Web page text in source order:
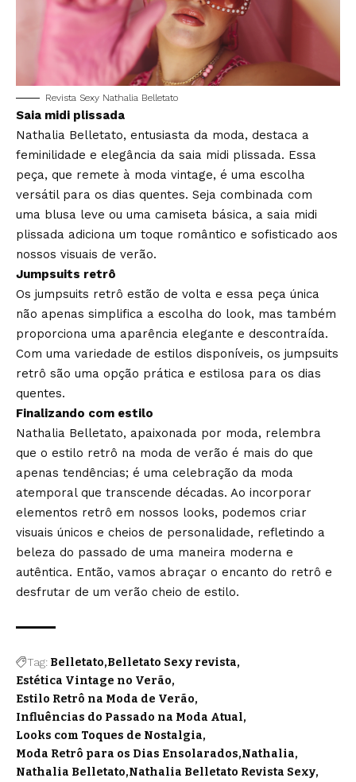
Revista Sexy Nathalia Belletato
Saia midi plissada
Nathalia Belletato, entusiasta da moda, destaca a
feminilidade e elegância da saia midi plissada. Essa
peça, que remete à moda vintage, é uma escolha
versátil para os dias quentes. Seja combinada com
uma blusa leve ou uma camiseta básica, a saia midi
plissada adiciona um toque romântico e sofisticado aos
nossos visuais de verão.
Jumpsuits retrô
Os jumpsuits retrô estão de volta e essa peça única
não apenas simplifica a escolha do look, mas também
proporciona uma aparência elegante e descontraída.
Com uma variedade de estilos disponíveis, os jumpsuits
retrô são uma opção prática e estilosa para os dias
quentes.
Finalizando com estilo
Nathalia Belletato, apaixonada por moda, relembra
que o estilo retrô na moda de verão é mais do que
apenas tendências; é uma celebração da moda
atemporal que transcende décadas. Ao incorporar
elementos retrô em nossos looks, podemos criar
visuais únicos e cheios de personalidade, refletindo a
beleza do passado de uma maneira moderna e
autêntica. Então, vamos abraçar o encanto do retrô e
desfrutar de um verão cheio de estilo.
Tag: Belletato Belletato Sexy revista
Estética Vintage no Verão
Estilo Retrô na Moda de Verão
Influências do Passado na Moda Atual
Looks com Toques de Nostalgia
Moda Retrô para os Dias Ensolarados Nathalia
Nathalia Belletato Nathalia Belletato Revista Sexy